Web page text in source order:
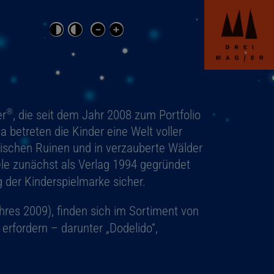
Barrierefrei-
überspringen
Navigation
®, die seit dem Jahr 2008 zum Portfolio
betreten die Kinder eine Welt voller
Ruinen und in verzauberte Wälder
zunächst als Verlag 1994 gegründet
Kinderspielmarke sicher.
2009), finden sich im Sortiment von
– darunter „Dodelido“,